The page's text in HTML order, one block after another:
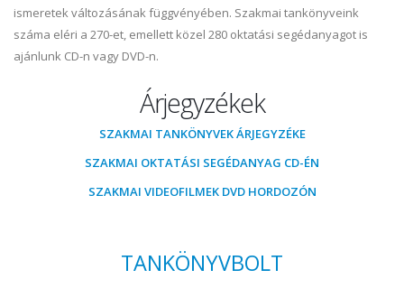
ismeretek változásának függvényében. Szakmai tankönyveink
száma eléri a 270-et, emellett közel 280 oktatási segédanyagot is
ajánlunk CD-n vagy DVD-n.
Árjegyzékek
SZAKMAI TANKÖNYVEK ÁRJEGYZÉKE
SZAKMAI OKTATÁSI SEGÉDANYAG CD-ÉN
SZAKMAI VIDEOFILMEK DVD HORDOZÓN
TANKÖNYVBOLT